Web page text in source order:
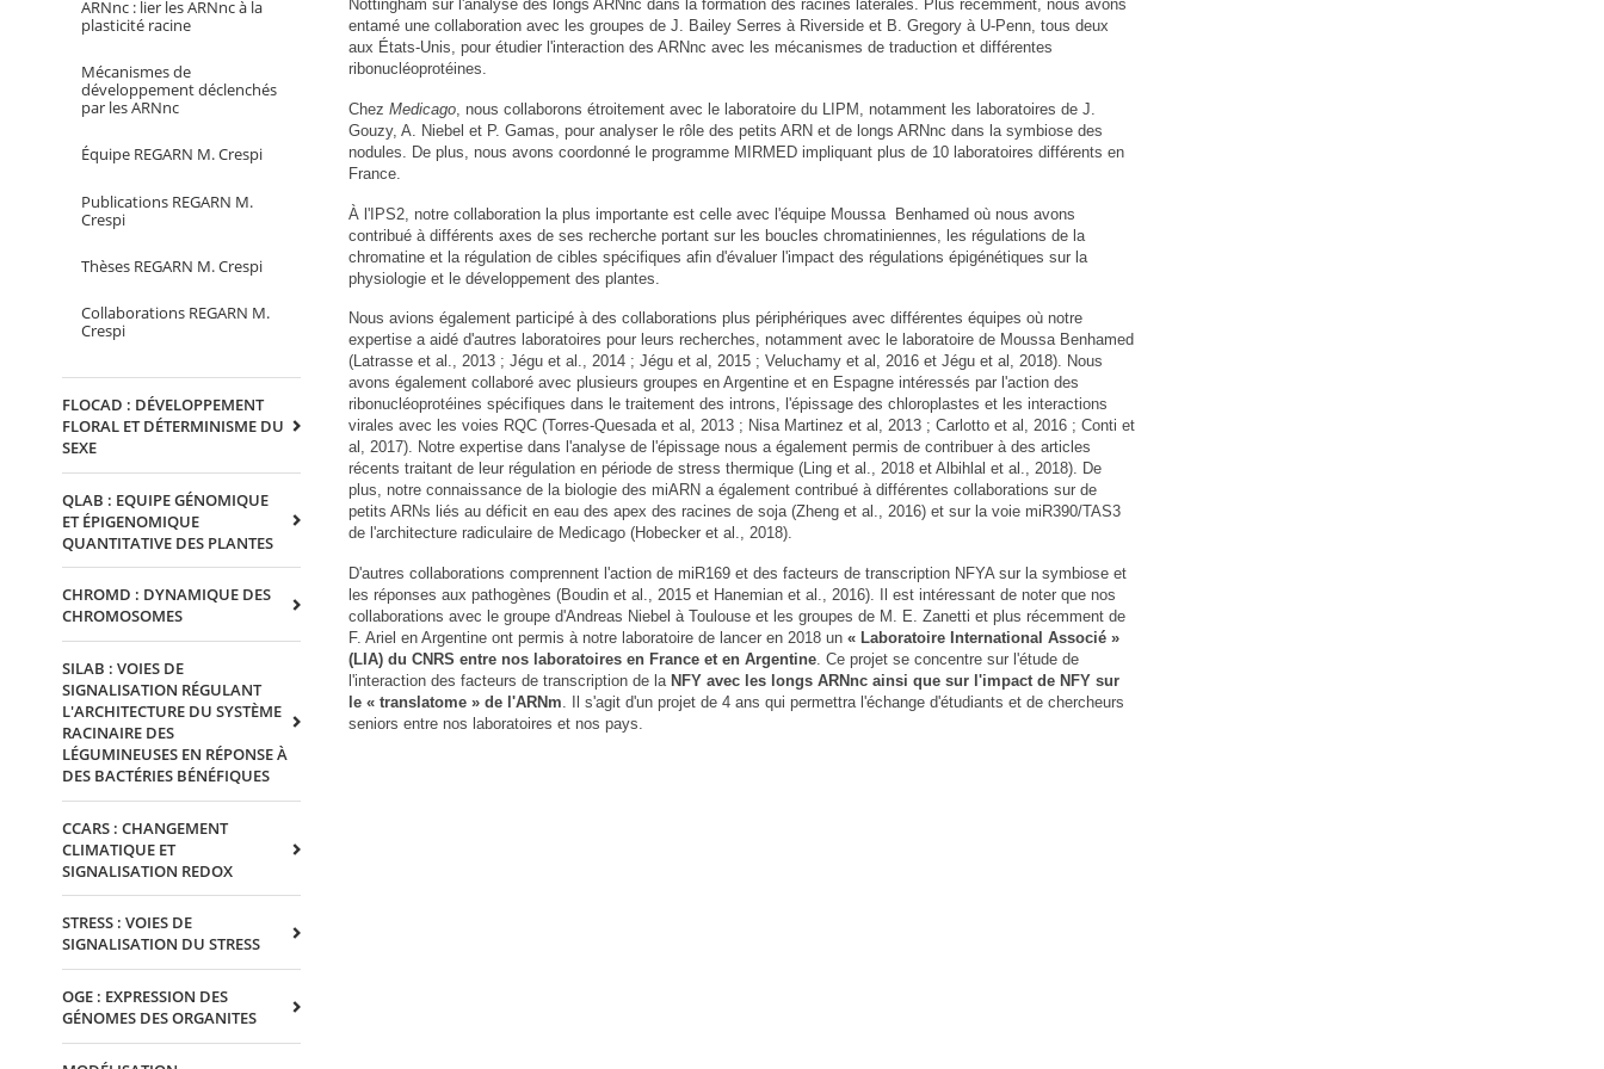
Nottingham sur l'analyse des longs ARNnc dans la formation des racines latérales. Plus récemment, nous avons
entamé une collaboration avec les groupes de J. Bailey Serres à Riverside et B. Gregory à U-Penn, tous deux
aux États-Unis, pour étudier l'interaction des ARNnc avec les mécanismes de traduction et différentes
ribonucléoprotéines.
Chez Medicago, nous collaborons étroitement avec le laboratoire du LIPM, notamment les laboratoires de J.
Gouzy, A. Niebel et P. Gamas, pour analyser le rôle des petits ARN et de longs ARNnc dans la symbiose des
nodules. De plus, nous avons coordonné le programme MIRMED impliquant plus de 10 laboratoires différents en
France.
À l'IPS2, notre collaboration la plus importante est celle avec l'équipe Moussa Benhamed où nous avons
contribué à différents axes de ses recherche portant sur les boucles chromatiniennes, les régulations de la
chromatine et la régulation de cibles spécifiques afin d'évaluer l'impact des régulations épigénétiques sur la
physiologie et le développement des plantes.
Nous avions également participé à des collaborations plus périphériques avec différentes équipes où notre
expertise a aidé d'autres laboratoires pour leurs recherches, notamment avec le laboratoire de Moussa Benhamed
(Latrasse et al., 2013 ; Jégu et al., 2014 ; Jégu et al, 2015 ; Veluchamy et al, 2016 et Jégu et al, 2018). Nous
avons également collaboré avec plusieurs groupes en Argentine et en Espagne intéressés par l'action des
ribonucléoprotéines spécifiques dans le traitement des introns, l'épissage des chloroplastes et les interactions
virales avec les voies RQC (Torres-Quesada et al, 2013 ; Nisa Martinez et al, 2013 ; Carlotto et al, 2016 ; Conti et
al, 2017). Notre expertise dans l'analyse de l'épissage nous a également permis de contribuer à des articles
récents traitant de leur régulation en période de stress thermique (Ling et al., 2018 et Albihlal et al., 2018). De
plus, notre connaissance de la biologie des miARN a également contribué à différentes collaborations sur de
petits ARNs liés au déficit en eau des apex des racines de soja (Zheng et al., 2016) et sur la voie miR390/TAS3
de l'architecture radiculaire de Medicago (Hobecker et al., 2018).
D'autres collaborations comprennent l'action de miR169 et des facteurs de transcription NFYA sur la symbiose et
les réponses aux pathogènes (Boudin et al., 2015 et Hanemian et al., 2016). Il est intéressant de noter que nos
collaborations avec le groupe d'Andreas Niebel à Toulouse et les groupes de M. E. Zanetti et plus récemment de
F. Ariel en Argentine ont permis à notre laboratoire de lancer en 2018 un « Laboratoire International Associé »
(LIA) du CNRS entre nos laboratoires en France et en Argentine. Ce projet se concentre sur l'étude de
l'interaction des facteurs de transcription de la NFY avec les longs ARNnc ainsi que sur l'impact de NFY sur
le « translatome » de l'ARNm. Il s'agit d'un projet de 4 ans qui permettra l'échange d'étudiants et de chercheurs
seniors entre nos laboratoires et nos pays.
ARNnc : lier les ARNnc à la
plasticité racine
Mécanismes de
développement déclenchés
par les ARNnc
Équipe REGARN M. Crespi
Publications REGARN M.
Crespi
Thèses REGARN M. Crespi
Collaborations REGARN M.
Crespi
FLOCAD : DÉVELOPPEMENT
FLORAL ET DÉTERMINISME DU
SEXE
QLAB : EQUIPE GÉNOMIQUE
ET ÉPIGENOMIQUE
QUANTITATIVE DES PLANTES
CHROMD : DYNAMIQUE DES
CHROMOSOMES
SILAB : VOIES DE
SIGNALISATION RÉGULANT
L'ARCHITECTURE DU SYSTÈME
RACINAIRE DES
LÉGUMINEUSES EN RÉPONSE À
DES BACTÉRIES BÉNÉFIQUES
CCARS : CHANGEMENT
CLIMATIQUE ET
SIGNALISATION REDOX
STRESS : VOIES DE
SIGNALISATION DU STRESS
OGE : EXPRESSION DES
GÉNOMES DES ORGANITES